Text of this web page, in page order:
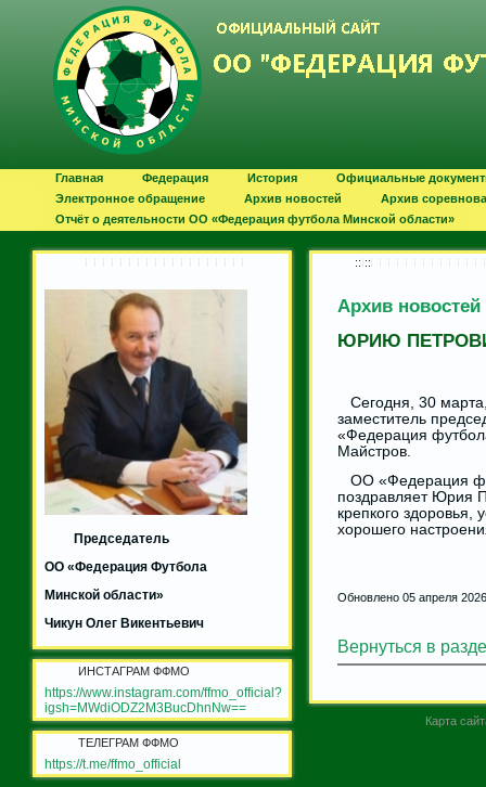
Главная Федерация История
Официальные
Электронное обращение
Архив новостей
Архив
Отчёт о деятельности ОО «Федерация футбола Минской области»
Председатель
ОО «Федерация Футбола
Минской области»
Чикун Олег Викентьевич
ИНСТАГРАМ ФФМО
https://www.instagram.com/ffmo_official?
igsh=MWdiODZ2M3BucDhnNw==
ТЕЛЕГРАМ ФФМО
https://t.me/ffmo_official
:: ::
Архив новостей
ЮРИЮ
Сегодня, 30
заместитель
«Федерация
Майстров.
ОО «Федерация
поздравляет Юрия
крепкого здоровья,
хорошего
Обновлено 05 апреля 2026
Вернуться в
Карта